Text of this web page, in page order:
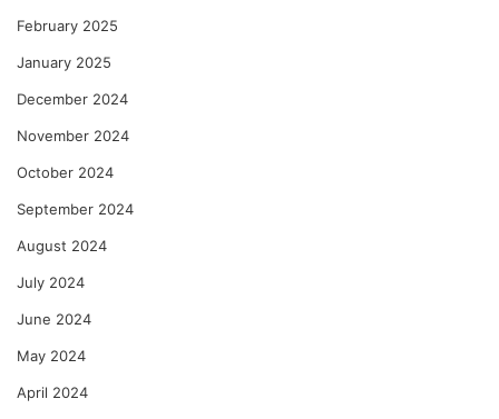
February 2025
January 2025
December 2024
November 2024
October 2024
September 2024
August 2024
July 2024
June 2024
May 2024
April 2024